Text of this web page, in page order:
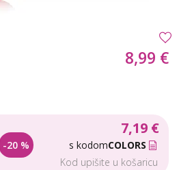
8,99 €
-20 %
7,19 €
s kodomCOLORS
Kod upišite u košaricu